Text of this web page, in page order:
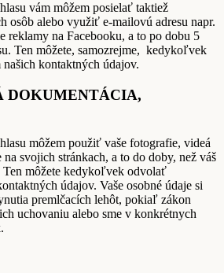
vám môžem posielať taktiež
osôb alebo využiť e-mailovú adresu napr.
reklamy na Facebooku, a to po dobu 5
Ten môžete, samozrejme, kedykoľvek
kontaktných údajov.
DOKUMENTÁCIA,
môžem použiť vaše fotografie, videá
na svojich stránkach, a to do doby, než váš
Ten môžete kedykoľvek odvolať
údajov. Vaše osobné údaje si
premlčacích lehôt, pokiaľ zákon
uchovaniu alebo sme v konkrétnych